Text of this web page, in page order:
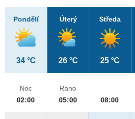
Pondělí
34 °C
Úterý
26 °C
Středa
25 °C
Noc
02:00
Ráno
05:00
08:00